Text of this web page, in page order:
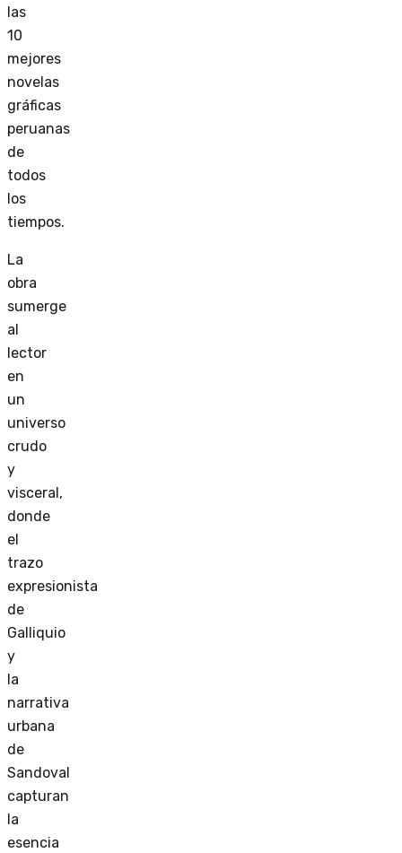
las
10
mejores
novelas
gráficas
peruanas
de
todos
los
tiempos.
La
obra
sumerge
al
lector
en
un
universo
crudo
y
visceral,
donde
el
trazo
expresionista
de
Galliquio
y
la
narrativa
urbana
de
Sandoval
capturan
la
esencia